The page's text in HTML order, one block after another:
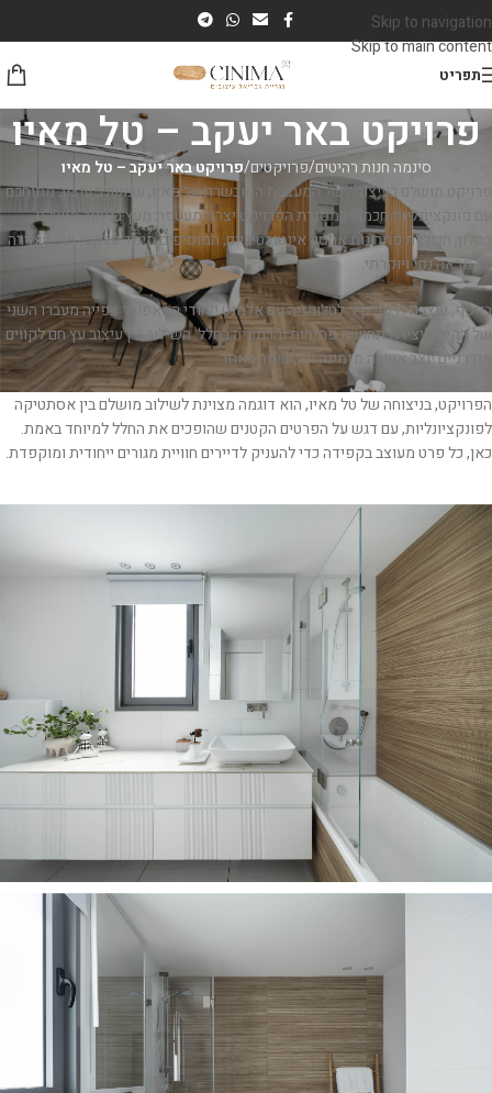
Skip to navigation
Skip to main content
תפריט
פרויקט באר יעקב – טל מאיו
סינמה חנות רהיטים/פרויקטים/פרויקט באר יעקב – טל מאיו
פרויקט מושלם בעיצובה של המעצבת המוכשרת טל מאיו, שמשלב עיצוב מתוחכם
עם פונקציונליות חכמה. במסגרת הפרויקט יצרנו מעטפת מעץ בגימור מושלם
בסלון, הכוללת פתרונות אחסון אינטגרטיביים, המוסיפים מימד פרקטי תוך שמירה
על מראה נקי ויוקרתי.
בנוסף, עיצבנו חיפוי קיר לטלוויזיה עם אלמנט ייחודי המאפשר צפייה מעברו השני
של הקיר, ליצירת תחושת פתיחות והרמוניה בחלל. השילוב בין עיצוב עץ חם לקווים
מודרניים יוצר אווירה מזמינה ומרשימה כאחד.
הפרויקט, בניצוחה של טל מאיו, הוא דוגמה מצוינת לשילוב מושלם בין אסתטיקה
לפונקציונליות, עם דגש על הפרטים הקטנים שהופכים את החלל למיוחד באמת.
כאן, כל פרט מעוצב בקפידה כדי להעניק לדיירים חוויית מגורים ייחודית ומוקפדת.